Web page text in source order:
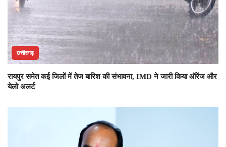
छत्तीसगढ़
रायपुर समेत कई जिलों में तेज बारिश की संभावना, IMD ने जारी किया ऑरेंज और
येलो अलर्ट